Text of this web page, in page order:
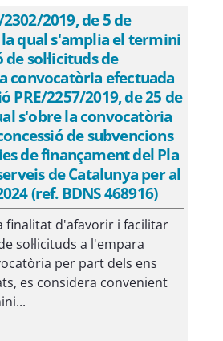
2019, de 5 de
qual s'amplia el termini
sol·licituds de
convocatòria efectuada
PRE/2257/2019, de 25 de
s'obre la convocatòria
de subvencions
de finançament del Pla
de Catalunya per al
(ref. BDNS 468916)
finalitat d'afavorir i facilitar
sol·licituds a l'empara
per part dels ens
es considera convenient